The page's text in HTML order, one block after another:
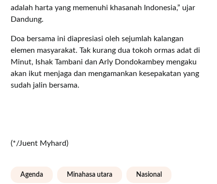
adalah harta yang memenuhi khasanah Indonesia,” ujar
Dandung.
Doa bersama ini diapresiasi oleh sejumlah kalangan
elemen masyarakat. Tak kurang dua tokoh ormas adat di
Minut, Ishak Tambani dan Arly Dondokambey mengaku
akan ikut menjaga dan mengamankan kesepakatan yang
sudah jalin bersama.
(*/Juent Myhard)
Agenda Minahasa utara Nasional